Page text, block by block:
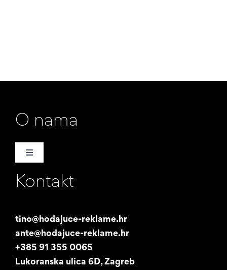
O nama
Toggle
Naša priča
Studentski posao
Kontakt
tino@hodajuce-reklame.hr
ante@hodajuce-reklame.hr
+385 91 355 0065
Lukoranska ulica 6D, Zagreb